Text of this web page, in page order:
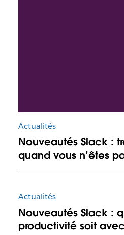
Actualités
Nouveautés Slack :
quand vous n’êtes
Actualités
Nouveautés Slack :
productivité soit